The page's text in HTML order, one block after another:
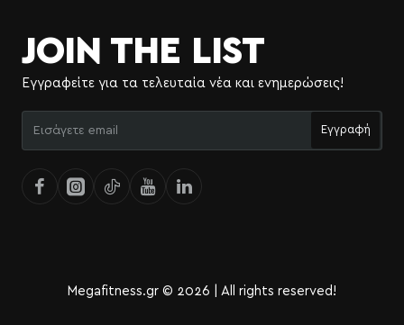
JOIN THE LIST
Εγγραφείτε για τα τελευταία νέα και ενημερώσεις!
email
Εγγραφή
Megafitness.gr © 2026 | All rights reserved!